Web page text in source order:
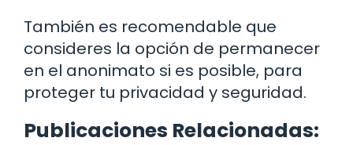
También es recomendable que
consideres la opción de permanecer
en el anonimato si es posible, para
proteger tu privacidad y seguridad.
Publicaciones Relacionadas: